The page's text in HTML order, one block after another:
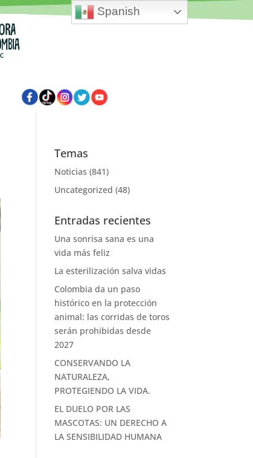
Temas
Noticias (841)
Uncategorized (48)
Entradas recientes
Una sonrisa sana es una
vida más feliz
La esterilización salva vidas
Colombia da un paso
histórico en la protección
animal: las corridas de toros
serán prohibidas desde
2027
CONSERVANDO LA
NATURALEZA,
PROTEGIENDO LA VIDA.
EL DUELO POR LAS
MASCOTAS: UN DERECHO A
LA SENSIBILIDAD HUMANA
Spanish